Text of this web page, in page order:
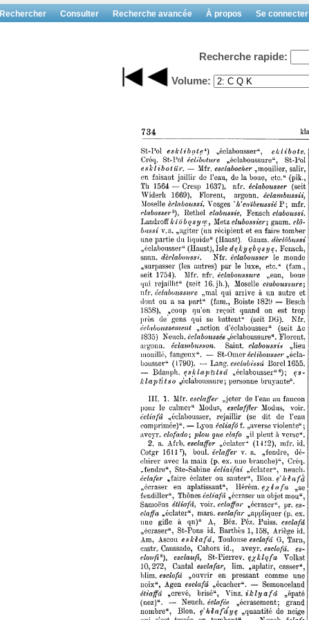
Rechercher Consulter Recherche avancée À propos Se connecter
Recherche rapide:
Volume: